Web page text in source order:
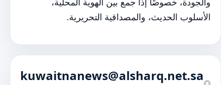
الأسلوب الحديث، والمصداقية التحريرية.
kuwaitnanews@alsharq.net.sa